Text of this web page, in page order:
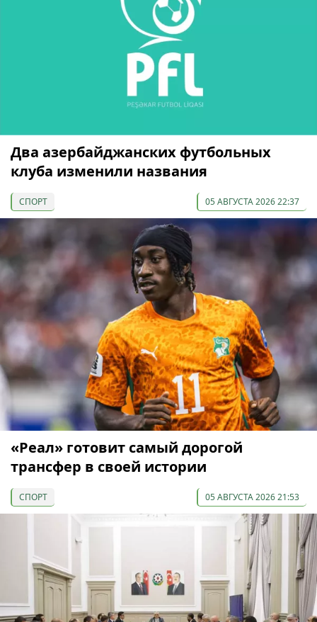
Два азербайджанских футбольных
клуба изменили названия
СПОРТ 05 АВГУСТА 2026 22:37
«Реал» готовит самый дорогой
трансфер в своей истории
СПОРТ 05 АВГУСТА 2026 21:53